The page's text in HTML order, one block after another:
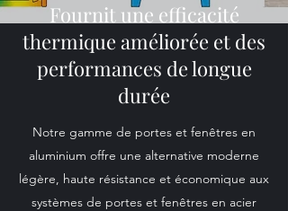
Fournit une efficacité
thermique améliorée et des
performances de longue
durée
Notre gamme de portes et fenêtres en
aluminium offre une alternative moderne
légère, haute résistance et économique aux
systèmes de portes et fenêtres en acier